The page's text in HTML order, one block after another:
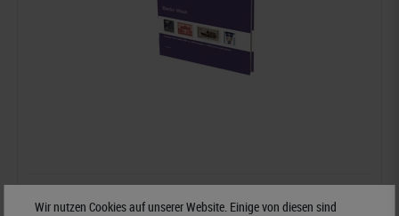
Wir nutzen Cookies auf unserer Website. Einige von diesen sind